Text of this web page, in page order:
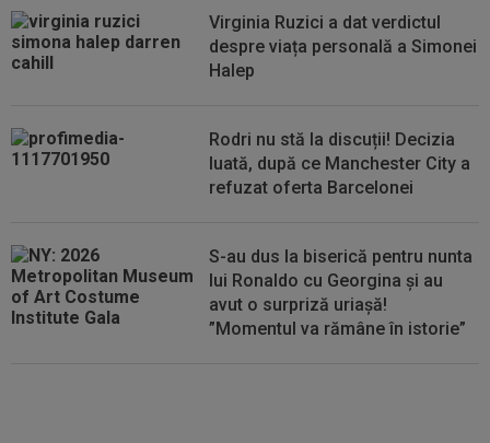
00:38 VIDEO
Barcelona a pierdut trofeul ”Friuli
Venezia Giulia Cup”! Udinese a dat lovitura...
Virginia Ruzici a dat verdictul
despre viața personală a Simonei
Halep
Rodri nu stă la discuții! Decizia
luată, după ce Manchester City a
refuzat oferta Barcelonei
S-au dus la biserică pentru nunta
lui Ronaldo cu Georgina și au
avut o surpriză uriașă!
”Momentul va rămâne în istorie”